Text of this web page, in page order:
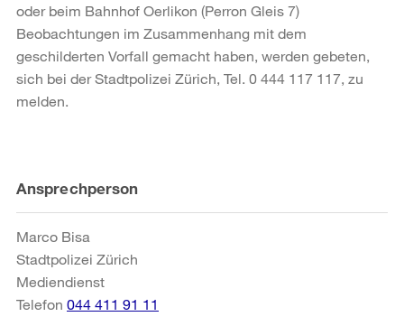
oder beim Bahnhof Oerlikon (Perron Gleis 7)
Beobachtungen im Zusammenhang mit dem
geschilderten Vorfall gemacht haben, werden gebeten,
sich bei der Stadtpolizei Zürich, Tel. 0 444 117 117, zu
melden.
Weitere
Informationen
Ansprechperson
Marco Bisa
Stadtpolizei Zürich
Mediendienst
Telefon 044 411 91 11